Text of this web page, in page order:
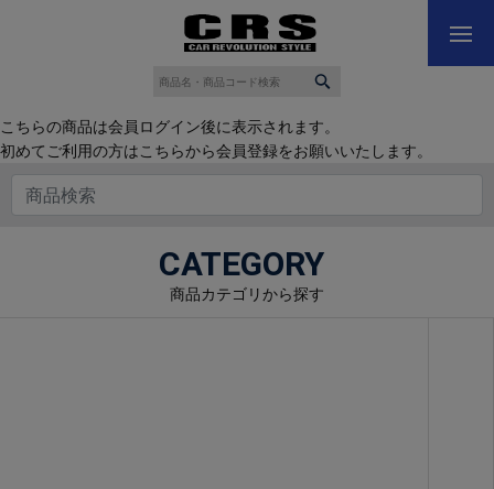
こちらの商品は会員ログイン後に表示されます。
初めてご利用の方はこちらから会員登録をお願いいたします。
CATEGORY
商品カテゴリから探す